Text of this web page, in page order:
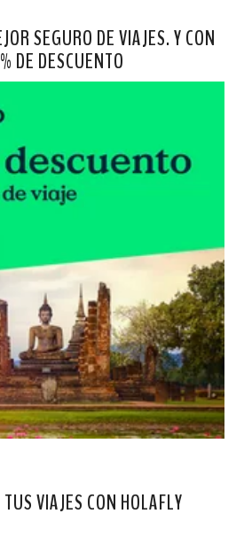
SEGURO DE VIAJES. Y CON
DE DESCUENTO
VIAJES CON HOLAFLY